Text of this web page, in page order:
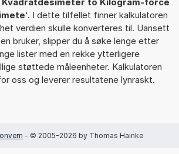
'. I dette tilfellet finner kalkulatoren
verdien skulle konverteres til. Uansett
bruker, slipper du å søke lenge etter
lister med en rekke ytterligere
støttede måleenheter. Kalkulatoren
oss og leverer resultatene lynraskt.
- © 2005-2026 by Thomas Hainke